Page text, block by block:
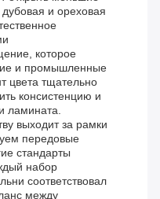
дубовая и ореховая
которое
и промышленные
цвета тщательно
консистенцию и
ламината.
выходит за рамки
передовые
стандарты
набор
соответствовал
между